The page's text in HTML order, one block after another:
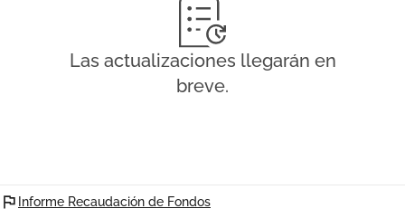
Las actualizaciones llegarán en
breve.
flag Informe Recaudación de Fondos